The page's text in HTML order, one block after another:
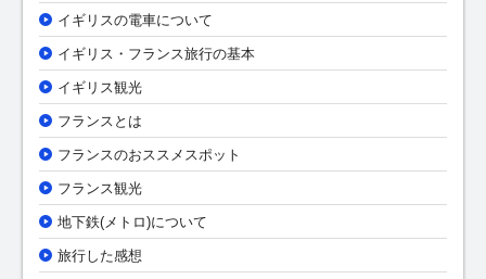
イギリスの電車について
イギリス・フランス旅行の基本
イギリス観光
フランスとは
フランスのおススメスポット
フランス観光
地下鉄(メトロ)について
旅行した感想